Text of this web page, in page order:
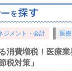
ジメント・会計 医療
消費増税！医療
税対策」